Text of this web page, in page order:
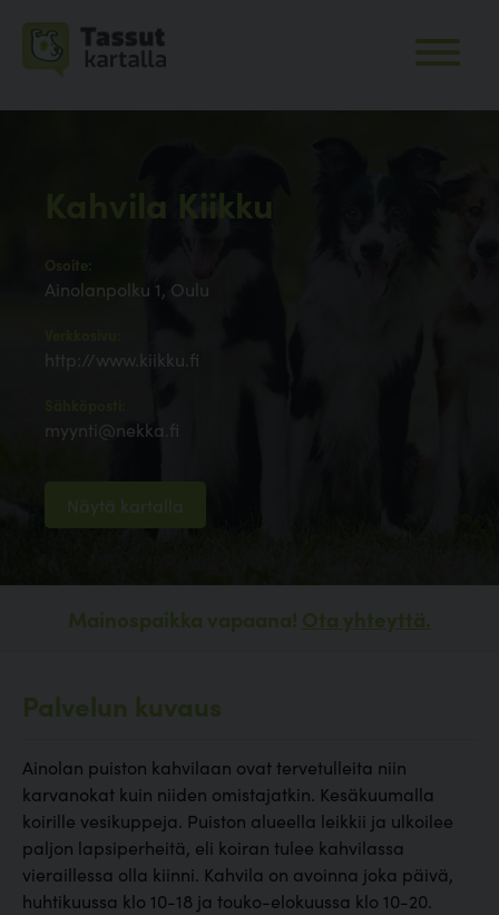
Kahvila Kiikku
Osoite:
Ainolanpolku 1, Oulu
http://www.kiikku.fi
myynti@nekka.fi
Näytä kartalla
Mainospaikka vapaana! Ota yhteyttä.
Palvelun kuvaus
Ainolan puiston kahvilaan ovat tervetulleita niin
karvanokat kuin niiden omistajatkin. Kesäkuumalla
koirille vesikuppeja. Puiston alueella leikkii ja ulkoilee
paljon lapsiperheitä, eli koiran tulee kahvilassa
vieraillessa olla kiinni. Kahvila on avoinna joka päivä,
huhtikuussa klo 10-18 ja touko-elokuussa klo 10-20.